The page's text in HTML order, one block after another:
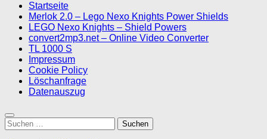
Startseite
Merlok 2.0 – Lego Nexo Knights Power Shields
LEGO Nexo Knights – Shield Powers
convert2mp3.net – Online Video Converter
TL 1000 S
Impressum
Cookie Policy
Löschanfrage
Datenauszug
Suchen
nach: